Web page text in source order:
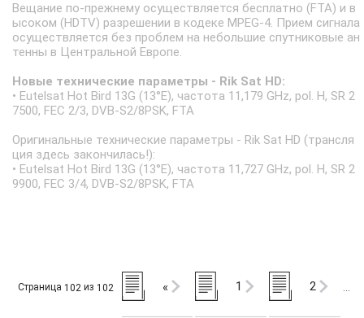
Вещание по-прежнему осуществляется бесплатно (FTA) и в
ысоком (HDTV) разрешении в кодеке MPEG-4. Прием сигнала
осуществляется без проблем на небольшие спутниковые ан
тенны в Центральной Европе.
Новые технические параметры - Rik Sat HD:
• Eutelsat Hot Bird 13G (13°E), частота 11,179 GHz, pol. H, SR 2
7500, FEC 2/3, DVB-S2/8PSK, FTA
Оригинальные технические параметры - Rik Sat HD (трансля
ция здесь закончилась!):
• Eutelsat Hot Bird 13G (13°E), частота 11,727 GHz, pol. H, SR 2
9900, FEC 3/4, DVB-S2/8PSK, FTA
Страница 102 из 102 « 1 2 …